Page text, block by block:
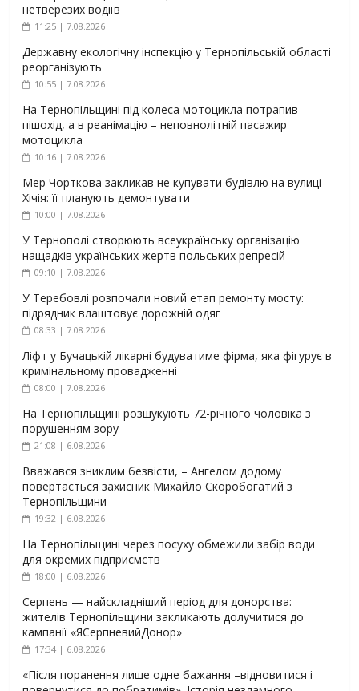
нетверезих водіїв
11:25 | 7.08.2026
Державну екологічну інспекцію у Тернопільській області
реорганізують
10:55 | 7.08.2026
На Тернопільщині під колеса мотоцикла потрапив
пішохід, а в реанімацію – неповнолітній пасажир
мотоцикла
10:16 | 7.08.2026
Мер Чорткова закликав не купувати будівлю на вулиці
Хічія: її планують демонтувати
10:00 | 7.08.2026
У Тернополі створюють всеукраїнську організацію
нащадків українських жертв польських репресій
09:10 | 7.08.2026
У Теребовлі розпочали новий етап ремонту мосту:
підрядник влаштовує дорожній одяг
08:33 | 7.08.2026
Ліфт у Бучацькій лікарні будуватиме фірма, яка фігурує в
кримінальному провадженні
08:00 | 7.08.2026
На Тернопільщині розшукують 72-річного чоловіка з
порушенням зору
21:08 | 6.08.2026
Вважався зниклим безвісти, – Ангелом додому
повертається захисник Михайло Скоробогатий з
Тернопільщини
19:32 | 6.08.2026
На Тернопільщині через посуху обмежили забір води
для окремих підприємств
18:00 | 6.08.2026
Серпень — найскладніший період для донорства:
жителів Тернопільщини закликають долучитися до
кампанії «ЯСерпневийДонор»
17:34 | 6.08.2026
«Після поранення лише одне бажання –відновитися і